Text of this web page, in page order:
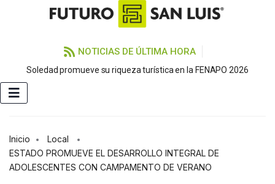
NOTICIAS DE ÚLTIMA HORA
Soledad promueve su riqueza turística en la FENAPO 2026
Inicio
Local
ESTADO PROMUEVE EL DESARROLLO INTEGRAL DE
ADOLESCENTES CON CAMPAMENTO DE VERANO